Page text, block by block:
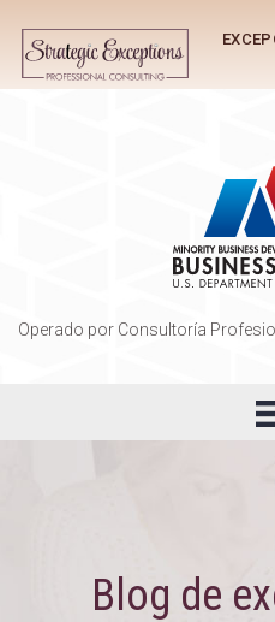
Operado por Consultoría
Blog de